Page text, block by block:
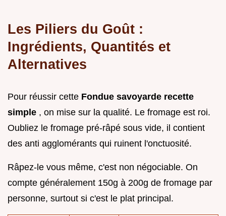
Les Piliers du Goût :
Ingrédients, Quantités et
Alternatives
Pour réussir cette Fondue savoyarde recette
simple , on mise sur la qualité. Le fromage est roi.
Oubliez le fromage pré-râpé sous vide, il contient
des anti agglomérants qui ruinent l'onctuosité.
Râpez-le vous même, c'est non négociable. On
compte généralement 150g à 200g de fromage par
personne, surtout si c'est le plat principal.